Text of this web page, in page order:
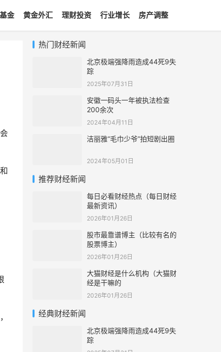
金 黄金外汇 理财投资 行业增长 房产调整
热门财经新闻
北京极端强降雨造成44死9失
踪
2025年07月31日
安徽一码头一年被执法检查
200余次
2024年04月11日
洁丽雅“毛巾少爷”拍短剧出圈
2024年05月01日
推荐财经新闻
每日必看财经热点（每日财经
最新资讯）
2026年01月26日
股市最靠谱博主（比较有名的
股票博主）
2026年01月26日
大猫财经是什么机构（大猫财
经是干嘛的
2026年01月26日
经典财经新闻
北京极端强降雨造成44死9失
踪